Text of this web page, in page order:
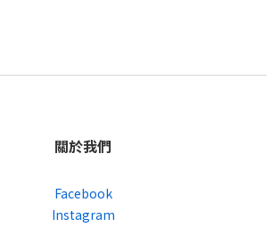
關於我們
Facebook
Instagram